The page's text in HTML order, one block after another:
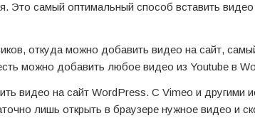
Это самый оптимальный способ вставить
откуда можно добавить видео на сайт,
можно добавить любое видео из Youtube в
видео на сайт WordPress. С Vimeo и другими
лишь открыть в браузере нужное видео и